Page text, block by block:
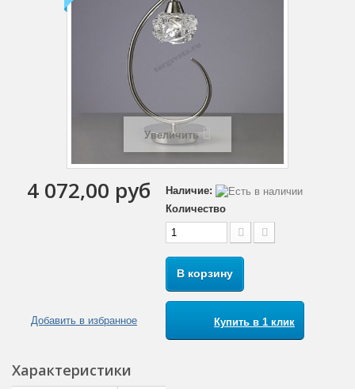
Увеличить
4 072,00 руб
Добавить в избранное
Наличие:
Количество
В корзину
Купить в 1 клик
Характеристики